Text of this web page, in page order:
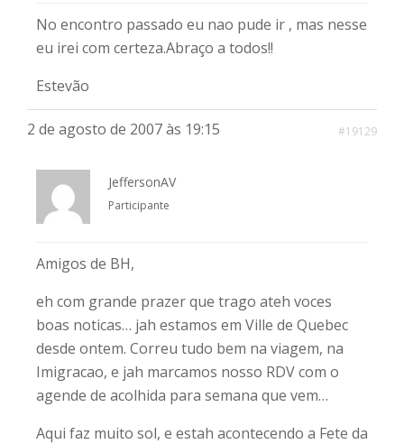
No encontro passado eu nao pude ir , mas nesse
eu irei com certeza.Abraço a todos!!
Estevão
2 de agosto de 2007 às 19:15 #19129
JeffersonAV
Participante
Amigos de BH,
eh com grande prazer que trago ateh voces
boas noticas… jah estamos em Ville de Quebec
desde ontem. Correu tudo bem na viagem, na
Imigracao, e jah marcamos nosso RDV com o
agende de acolhida para semana que vem…
Aqui faz muito sol, e estah acontecendo a Fete da